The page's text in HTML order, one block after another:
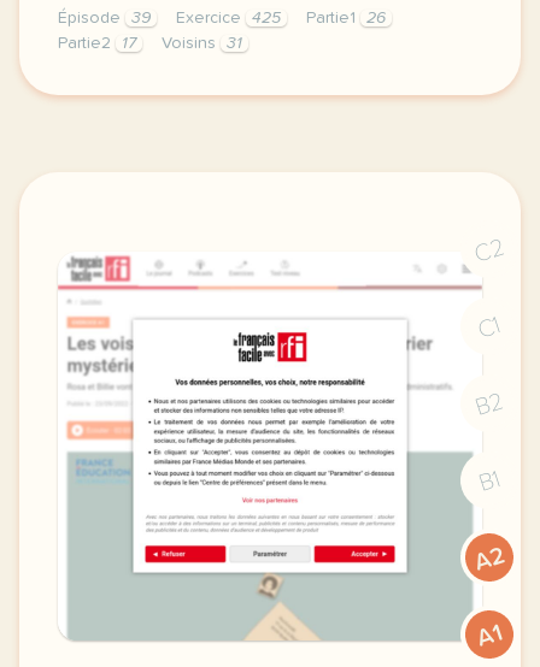
Épisode 39 Exercice 425 Partie1
26
Partie2
17 Voisins 31
exercice a1 les voisins du 12 bis episode 1 une
C2
C1
B2
B1
A2
A1